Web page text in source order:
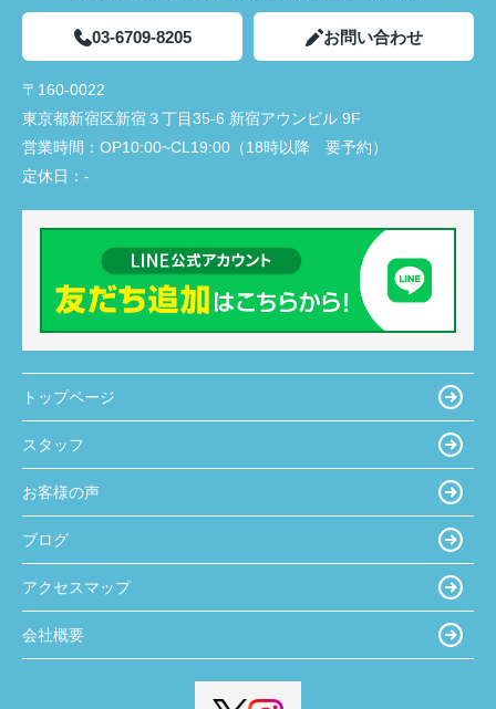
03-6709-8205 お問い合わせ
〒160-0022
東京都新宿区新宿３丁目35-6 新宿アウンビル 9F
営業時間： OP10:00~CL19:00（18時以降 要予約）
定休日： -
トップページ
スタッフ
お客様の声
ブログ
アクセスマップ
会社概要